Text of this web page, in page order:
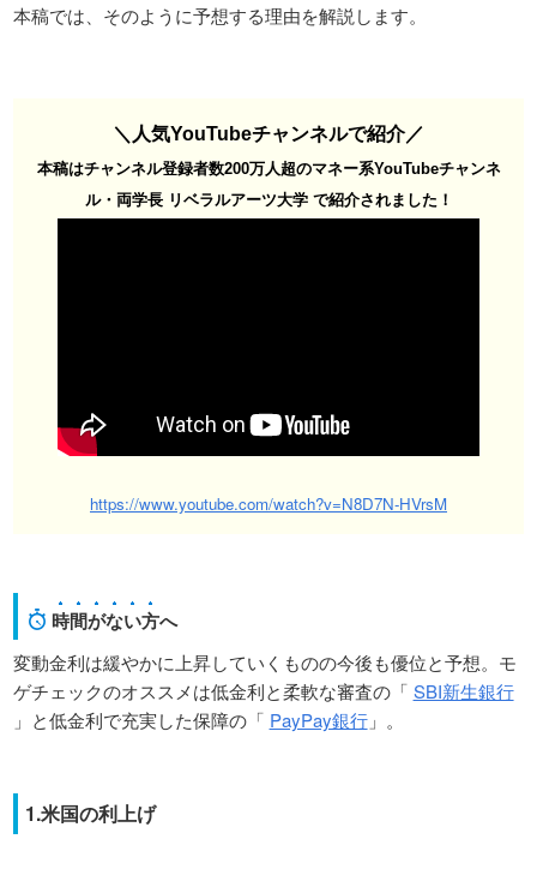
本稿では、そのように予想する理由を解説します。
＼人気YouTubeチャンネルで紹介／
本稿はチャンネル登録者数200万人超のマネー系YouTubeチャンネ
ル・両学長 リベラルアーツ大学 で紹介されました！
https://www.youtube.com/watch?v=N8D7N-HVrsM
時間がない方へ
変動金利は緩やかに上昇していくものの今後も優位と予想。モ
ゲチェックのオススメは低金利と柔軟な審査の「 SBI新生銀行
」と低金利で充実した保障の「 PayPay銀行」。
1.米国の利上げ